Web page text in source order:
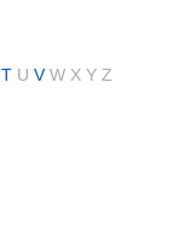
T U V W X Y Z